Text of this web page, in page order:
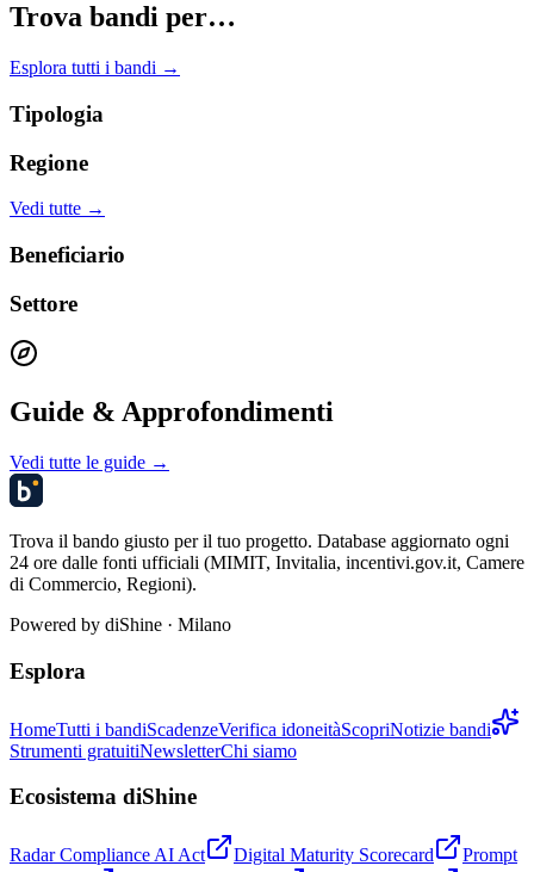
Trova bandi per…
Esplora tutti i bandi →
Tipologia
Regione
Vedi tutte →
Beneficiario
Settore
Guide & Approfondimenti
Vedi tutte le guide →
Trova il bando giusto per il tuo progetto. Database aggiornato ogni
24 ore dalle fonti ufficiali (MIMIT, Invitalia, incentivi.gov.it, Camere
di Commercio, Regioni).
Powered by diShine · Milano
Esplora
HomeTutti i bandiScadenzeVerifica idoneitàScopriNotizie bandi
Strumenti gratuitiNewsletterChi siamo
Ecosistema diShine
Radar Compliance AI Act Digital Maturity Scorecard Prompt